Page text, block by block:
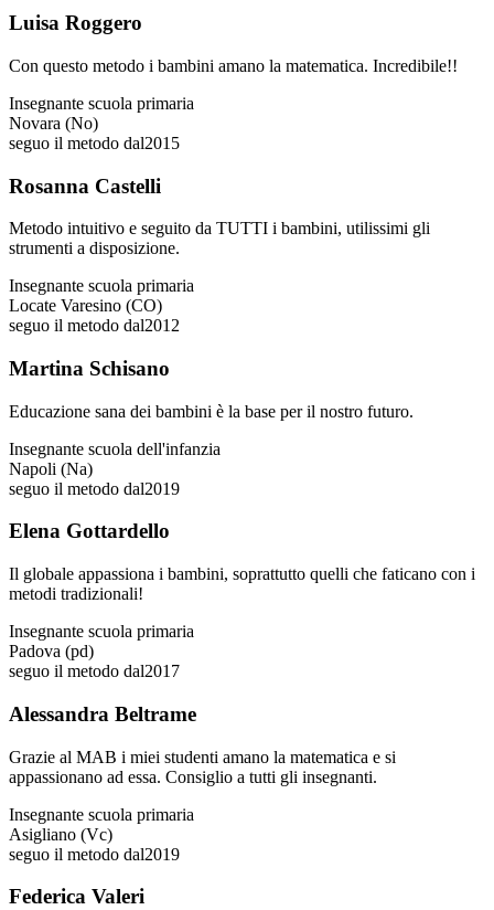
Luisa Roggero
Con questo metodo i bambini amano la matematica. Incredibile!!
Insegnante scuola primaria
Novara (No)
seguo il metodo dal2015
Rosanna Castelli
Metodo intuitivo e seguito da TUTTI i bambini, utilissimi gli
strumenti a disposizione.
Insegnante scuola primaria
Locate Varesino (CO)
seguo il metodo dal2012
Martina Schisano
Educazione sana dei bambini è la base per il nostro futuro.
Insegnante scuola dell'infanzia
Napoli (Na)
seguo il metodo dal2019
Elena Gottardello
Il globale appassiona i bambini, soprattutto quelli che faticano con i
metodi tradizionali!
Insegnante scuola primaria
Padova (pd)
seguo il metodo dal2017
Alessandra Beltrame
Grazie al MAB i miei studenti amano la matematica e si
appassionano ad essa. Consiglio a tutti gli insegnanti.
Insegnante scuola primaria
Asigliano (Vc)
seguo il metodo dal2019
Federica Valeri